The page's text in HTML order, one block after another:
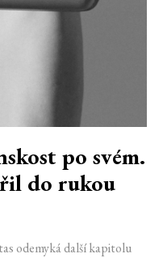
po svém.
do rukou
odemyká další kapitolu